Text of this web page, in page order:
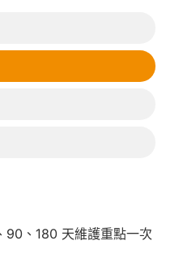
90、180 天維護重點一次